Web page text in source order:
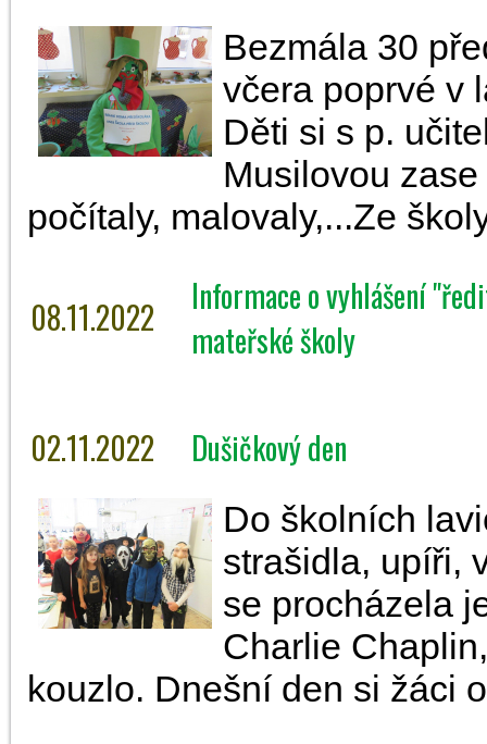
Bezmála 30
včera poprvé v
Děti si s p.
Musilovou
počítaly, malovaly,...Ze
08.11.2022
Informace o vyhlášení
mateřské školy
02.11.2022 Dušičkový den
Do školních
strašidla, upíři,
se procházela
Charlie
kouzlo. Dnešní den si žáci